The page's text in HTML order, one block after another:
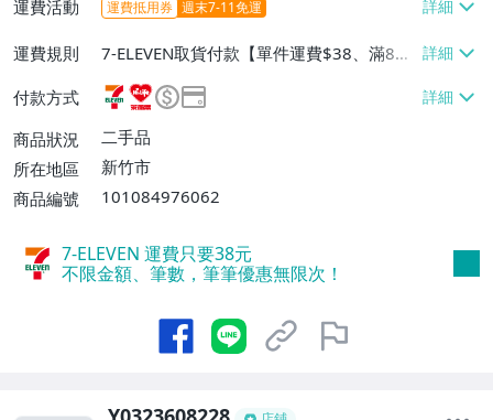
運費活動 運費抵用券 週末7-11免運
運費規則
7-ELEVEN取貨付款【單件運費$38、滿8件
或消費滿$3000免運費】、萊爾富取貨付款
【單件運費$60、消費滿$2000免運費】、
郵局掛號【單件運費$60、滿8件或消費滿
$3000免運費】
付款方式
商品狀況
二手品
所在地區
新竹市
商品編號
101084976062
7-ELEVEN 運費只要38元
不限金額、筆數，筆筆優惠無限次！